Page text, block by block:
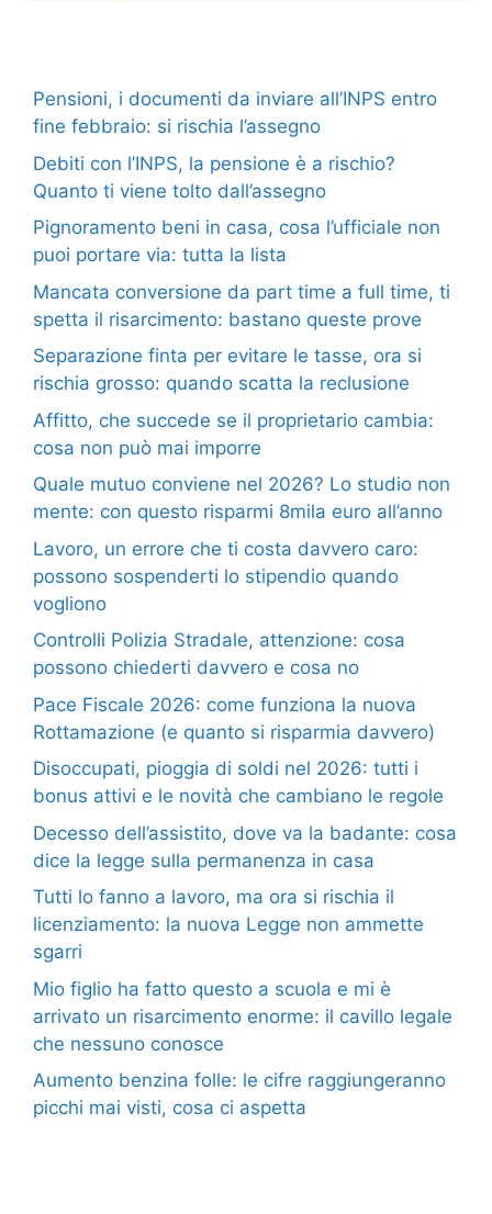
Pensioni, i documenti da inviare all’INPS entro
fine febbraio: si rischia l’assegno
Debiti con l’INPS, la pensione è a rischio?
Quanto ti viene tolto dall’assegno
Pignoramento beni in casa, cosa l’ufficiale non
puoi portare via: tutta la lista
Mancata conversione da part time a full time, ti
spetta il risarcimento: bastano queste prove
Separazione finta per evitare le tasse, ora si
rischia grosso: quando scatta la reclusione
Affitto, che succede se il proprietario cambia:
cosa non può mai imporre
Quale mutuo conviene nel 2026? Lo studio non
mente: con questo risparmi 8mila euro all’anno
Lavoro, un errore che ti costa davvero caro:
possono sospenderti lo stipendio quando
vogliono
Controlli Polizia Stradale, attenzione: cosa
possono chiederti davvero e cosa no
Pace Fiscale 2026: come funziona la nuova
Rottamazione (e quanto si risparmia davvero)
Disoccupati, pioggia di soldi nel 2026: tutti i
bonus attivi e le novità che cambiano le regole
Decesso dell’assistito, dove va la badante: cosa
dice la legge sulla permanenza in casa
Tutti lo fanno a lavoro, ma ora si rischia il
licenziamento: la nuova Legge non ammette
sgarri
Mio figlio ha fatto questo a scuola e mi è
arrivato un risarcimento enorme: il cavillo legale
che nessuno conosce
Aumento benzina folle: le cifre raggiungeranno
picchi mai visti, cosa ci aspetta